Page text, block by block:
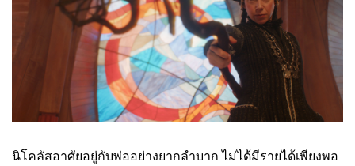
นิโคลัสอาศัยอยู่กับพ่ออย่างยากลำบาก ไม่ได้มีรายได้เพียงพอ